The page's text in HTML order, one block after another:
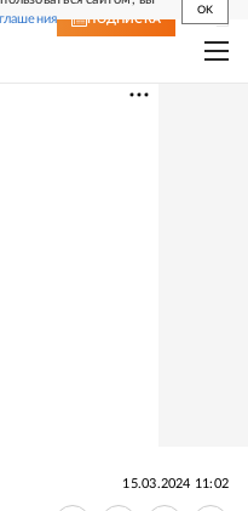
OK
ПОДПИСКА
15.03.2024 11:02